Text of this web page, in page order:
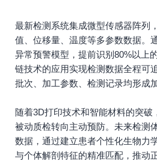
最新检测系统集成微型传感器阵列
值、位移量、温度等多参数数据。
异常预警模型，提前识别80%以上
链技术的应用实现检测数据全程可
批次、加工参数、检测记录均形成
随着3D打印技术和智能材料的突破
被动质检转向主动预防。未来检测
数据，通过建立患者个性化生物力
与个体解剖特征的精准匹配，推动